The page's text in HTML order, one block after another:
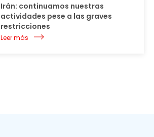
Irán: continuamos nuestras
actividades pese a las graves
restricciones
Leer más